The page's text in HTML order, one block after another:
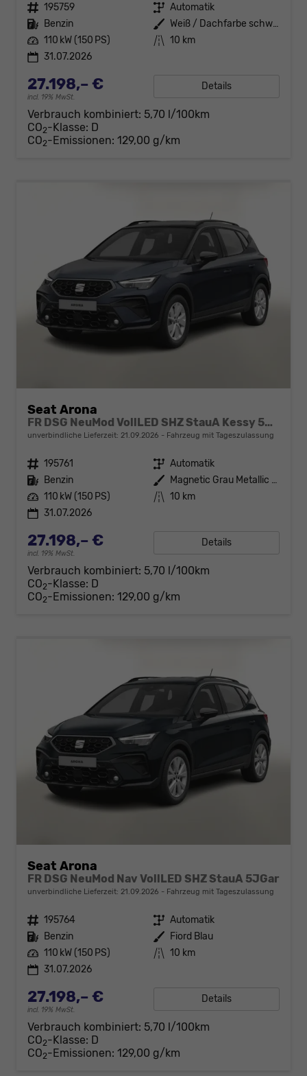
Fahrzeugnr. 195759 Getriebe Automatik
Kraftstoff Benzin Außenfarbe
Weiß / Dachfarbe schwarz
Leistung 110 kW (150 PS) Kilometerstand 10 km
31.07.2026
27.198,– €
incl. 19% MwSt.
Details
Verbrauch kombiniert: 5,70 l/100km
CO2-Klasse: D
CO2-Emissionen: 129,00 g/km
Seat Arona
FR DSG NeuMod VollLED SHZ StauA Kessy 5JGa
unverbindliche Lieferzeit: 21.09.2026 Fahrzeug mit Tageszulassung
Fahrzeugnr. 195761 Getriebe Automatik
Kraftstoff Benzin Außenfarbe
Magnetic Grau Metallic / Dachfar
Leistung 110 kW (150 PS) Kilometerstand 10 km
31.07.2026
27.198,– €
incl. 19% MwSt.
Details
Verbrauch kombiniert: 5,70 l/100km
CO2-Klasse: D
CO2-Emissionen: 129,00 g/km
Seat Arona
FR DSG NeuMod Nav VollLED SHZ StauA 5JGar
unverbindliche Lieferzeit: 21.09.2026 Fahrzeug mit Tageszulassung
Fahrzeugnr. 195764 Getriebe Automatik
Kraftstoff Benzin Außenfarbe Fiord Blau
Leistung 110 kW (150 PS) Kilometerstand 10 km
31.07.2026
27.198,– €
incl. 19% MwSt.
Details
Verbrauch kombiniert: 5,70 l/100km
CO2-Klasse: D
CO2-Emissionen: 129,00 g/km